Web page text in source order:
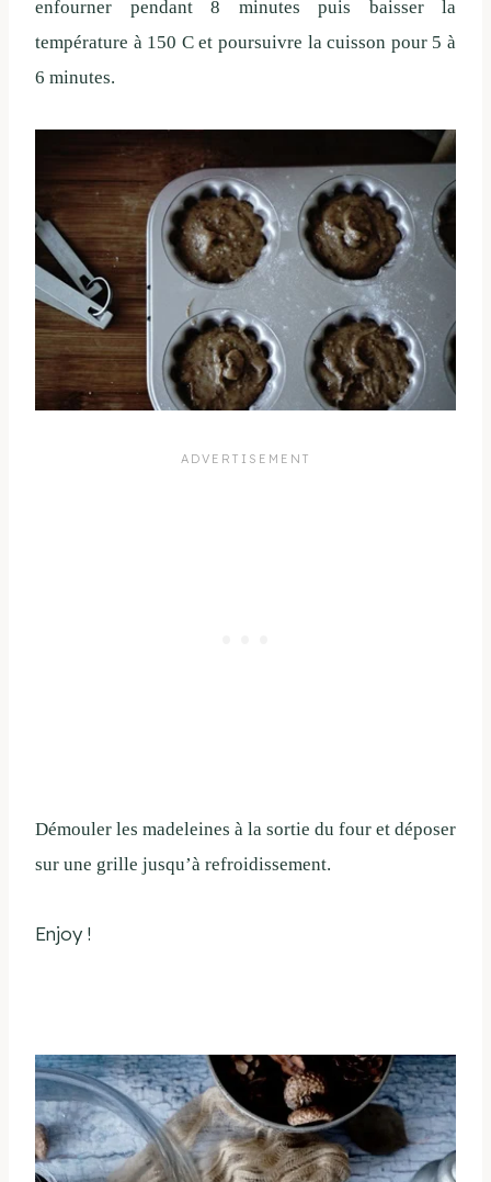
enfourner pendant 8 minutes puis baisser la
température à 150 C et poursuivre la cuisson pour 5 à
6 minutes.
Démouler les madeleines à la sortie du four et déposer
sur une grille jusqu’à refroidissement.
Enjoy !